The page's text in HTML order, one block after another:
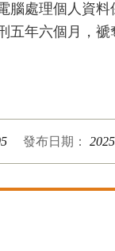
腦處理個人資
年六個月，
發布日期：